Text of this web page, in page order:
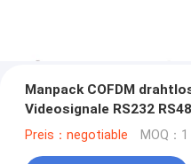
Manpack COFDM
Videosignale RS232
Preis：negotiable MOQ：